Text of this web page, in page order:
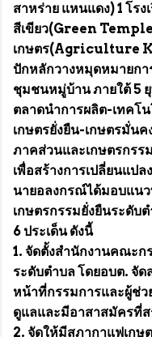
สาหร่าย แหนแดง) 1 โร
สีเขียว(Green
เกษตร(Agriculture
ปักหลักวางหมุดหมายก
ชุมชนหมู่บ้าน ภายใต้ 5
ตลาดนำการผลิต-เทคโ
เกษตรยั่งยืน-เกษตรมั่น
ภาคส่วนและเกษตรกรร
เพื่อสร้างการเปลี่ยนแป
นายอลงกรณ์ได้มอบแน
เกษตรกรรมยั่งยืนระดับ
6 ประเด็น ดังนี้
1. จัดตั้งสำนักงานคณะก
ระดับตำบล โดยอบต. จั
หน้าที่กรรมการและผู้ช่ว
ดูแลและมีอาสาสมัครที่
2. จัดให้มีสภากาแฟเกษ